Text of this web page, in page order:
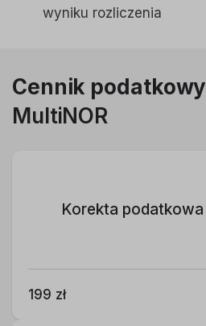
wyniku rozliczenia
Cennik podatkowy
MultiNOR
Korekta podatkowa
199 zł